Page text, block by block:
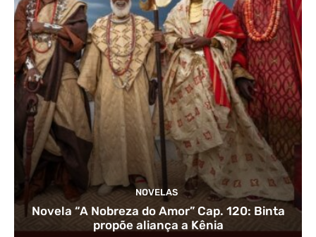
NOVELAS
Novela “A Nobreza do Amor” Cap. 120: Binta
propõe aliança a Kênia